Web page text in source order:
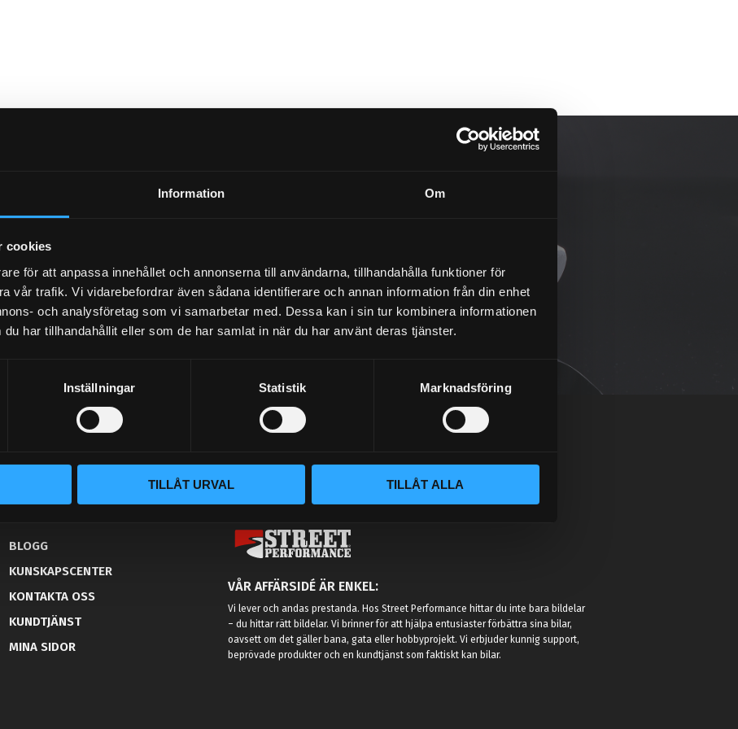
Information Om
cookies
för att anpassa innehållet och annonserna till användarna, tillhandahålla funktioner för
vår trafik. Vi vidarebefordrar även sådana identifierare och annan information från din enhet
och analysföretag som vi samarbetar med. Dessa kan i sin tur kombinera informationen
har tillhandahållit eller som de har samlat in när du har använt deras tjänster.
Inställningar Statistik Marknadsföring
TILLÅT URVAL TILLÅT ALLA
NYHETSBREV
PRENUMERERA
Dina personuppgifter behandlas i enlighet med vårintegritetspolicy.
BLOGG
KUNSKAPSCENTER
KONTAKTA OSS
KUNDTJÄNST
MINA SIDOR
VÅR AFFÄRSIDÉ ÄR ENKEL:
Vi lever och andas prestanda. Hos Street Performance hittar du inte bara bildelar
– du hittar rätt bildelar. Vi brinner för att hjälpa entusiaster förbättra sina bilar,
oavsett om det gäller bana, gata eller hobbyprojekt. Vi erbjuder kunnig support,
beprövade produkter och en kundtjänst som faktiskt kan bilar.